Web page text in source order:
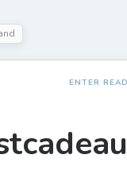
ENTER